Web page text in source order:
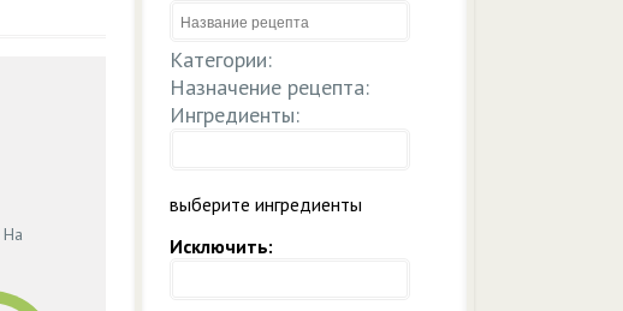
На
Категории:
Назначение рецепта:
Ингредиенты:
выберите ингредиенты
Исключить: